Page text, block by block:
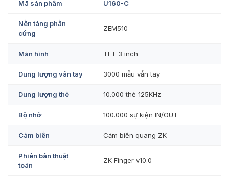
Ảnh thực tế máy chấm công U160C vừa khui hộp
Mã sản phẩm U160-C
Nền tảng phần
cứng
ZEM510
Màn hình TFT 3 inch
Dung lượng vân tay 3000 mẫu vẫn tay
Dung lượng thẻ 10.000 thẻ 125KHz
Bộ nhớ 100.000 sự kiện IN/OUT
Cảm biến Cảm biến quang ZK
Phiên bản thuật
toán
ZK Finger v10.0